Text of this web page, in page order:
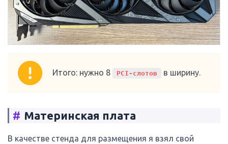
Итого: нужно 8 PCI-слотов в ширину.
# Материнская плата
В качестве стенда для размещения я взял свой